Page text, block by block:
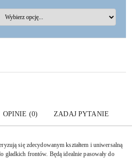
OPINIE (0) ZADAJ PYTANIE
się zdecydowanym kształtem i uniwersalną
gładkich frontów. Będą idealnie pasowały do